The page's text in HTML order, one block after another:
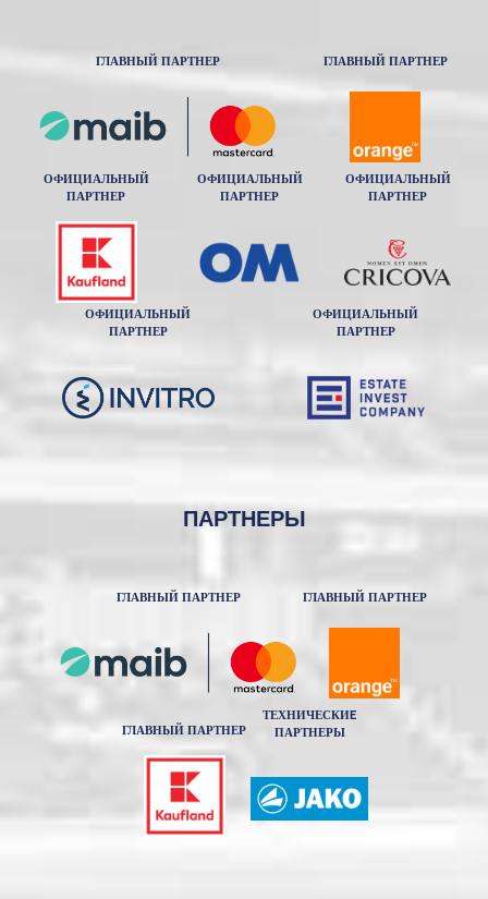
ГЛАВНЫЙ ПАРТНЕР ГЛАВНЫЙ ПАРТНЕР
ОФИЦИАЛЬНЫЙ
ПАРТНЕР
ОФИЦИАЛЬНЫЙ
ПАРТНЕР
ОФИЦИАЛЬНЫЙ
ПАРТНЕР
ОФИЦИАЛЬНЫЙ
ПАРТНЕР
ОФИЦИАЛЬНЫЙ
ПАРТНЕР
ПАРТНЕРЫ
ГЛАВНЫЙ ПАРТНЕР ГЛАВНЫЙ ПАРТНЕР
ГЛАВНЫЙ ПАРТНЕР
ТЕХНИЧЕСКИE
ПАРТНЕРЫ